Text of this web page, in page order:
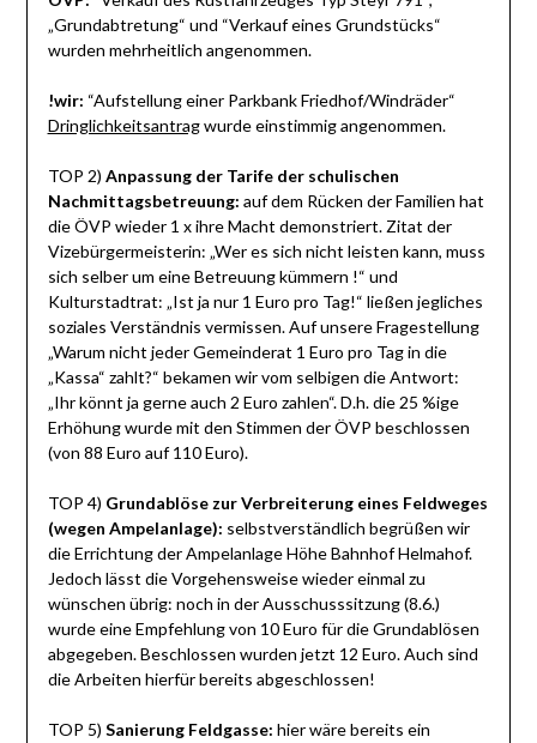
„Grundabtretung“ und “Verkauf eines Grundstücks“
wurden mehrheitlich angenommen.
!wir: “Aufstellung einer Parkbank Friedhof/Windräder“
Dringlichkeitsantragwurde einstimmig angenommen.
TOP 2) Anpassung der Tarife der schulischen
Nachmittagsbetreuung: auf dem Rücken der Familien hat
die ÖVP wieder 1 x ihre Macht demonstriert. Zitat der
Vizebürgermeisterin: „Wer es sich nicht leisten kann, muss
sich selber um eine Betreuung kümmern !“ und
Kulturstadtrat: „Ist ja nur 1 Euro pro Tag!“ ließen jegliches
soziales Verständnis vermissen. Auf unsere Fragestellung
„Warum nicht jeder Gemeinderat 1 Euro pro Tag in die
„Kassa“ zahlt?“ bekamen wir vom selbigen die Antwort:
„Ihr könnt ja gerne auch 2 Euro zahlen“. D.h. die 25 %ige
Erhöhung wurde mit den Stimmen der ÖVP beschlossen
(von 88 Euro auf 110 Euro).
TOP 4) Grundablöse zur Verbreiterung eines Feldweges
(wegen Ampelanlage): selbstverständlich begrüßen wir
die Errichtung der Ampelanlage Höhe Bahnhof Helmahof.
Jedoch lässt die Vorgehensweise wieder einmal zu
wünschen übrig: noch in der Ausschusssitzung (8.6.)
wurde eine Empfehlung von 10 Euro für die Grundablösen
abgegeben. Beschlossen wurden jetzt 12 Euro. Auch sind
die Arbeiten hierfür bereits abgeschlossen!
TOP 5) Sanierung Feldgasse: hier wäre bereits ein